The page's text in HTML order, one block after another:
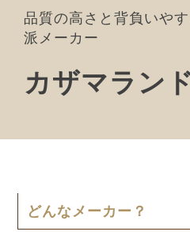
品質の高さと背負いや
派メーカー
カザマラン
どんなメーカー？